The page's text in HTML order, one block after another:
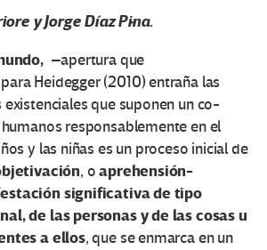
y Jorge Díaz Piña.
–apertura que
Heidegger (2010) entraña las
que suponen un co-
responsablemente en el
y las niñas es un proceso inicial de
, oaprehensión-
significativa de tipo
de las personas y de las cosas u
a ellos, que se enmarca en un